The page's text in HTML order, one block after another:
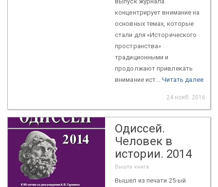
концентрирует внимание на
основных темах, которые
стали для «Исторического
пространства»
традиционными и
продолжают привлекать
внимание ист... Читать далее
24 нояб. 2016
Одиссей.
Человек в
истории. 2014
Вышла книга
Вышел из печати 25-ый